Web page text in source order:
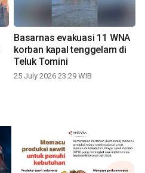
Basarnas evakuasi 11 WNA
korban kapal tenggelam di
Teluk Tomini
25 July 2026 23:29 WIB